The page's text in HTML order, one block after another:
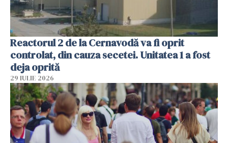
Reactorul 2 de la Cernavodă va fi oprit
controlat, din cauza secetei. Unitatea 1 a fost
deja oprită
29 IULIE 2026